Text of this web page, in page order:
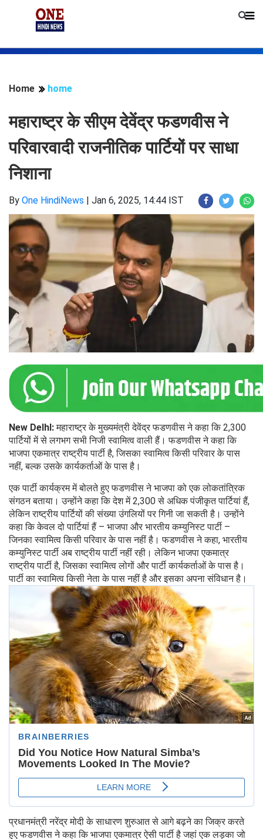
Home home
महाराष्ट्र के सीएम देवेंद्र फडणवीस ने
परिवारवादी राजनीतिक पार्टियों पर साधा
निशाना
By One HindiNews | Jan 6, 2025, 14:44 IST
New DelhI:महाराष्ट्र के मुख्यमंत्री देवेंद्र फडणवीस ने कहा कि 2,300
पार्टियों में से लगभग सभी निजी स्वामित्व वाली हैं। फडणवीस ने कहा कि
भाजपा एकमात्र राष्ट्रीय पार्टी है, जिसका स्वामित्व किसी परिवार के पास
नहीं, बल्क उसके कार्यकर्ताओं के पास है।
एक पार्टी कार्यक्रम में बोलते हुए फडणवीस ने भाजपा को एक लोकतांत्रिक
संगठन बताया। उन्होंने कहा कि देश में 2,300 से अधिक पंजीकृत पार्टियां हैं,
लेकिन राष्ट्रीय पार्टियों की संख्या उंगलियों पर गिनी जा सकती है। उन्होंने
कहा कि केवल दो पार्टियां हैं – भाजपा और भारतीय कम्युनिस्ट पार्टी –
जिनका स्वामित्व किसी परिवार के पास नहीं है। फडणवीस ने कहा, भारतीय
कम्युनिस्ट पार्टी अब राष्ट्रीय पार्टी नहीं रही। लेकिन भाजपा एकमात्र
राष्ट्रीय पार्टी है, जिसका स्वामित्व लोगों और पार्टी कार्यकर्ताओं के पास है।
पार्टी का स्वामित्व किसी नेता के पास नहीं है और इसका अपना संविधान है।
प्रधानमंत्री नरेंद्र मोदी के साधारण शुरुआत से आगे बढ़ने का जिक्र करते
हुए फडणवीस ने कहा कि भाजपा एकमात्र ऐसी पार्टी है जहां एक लड़का जो